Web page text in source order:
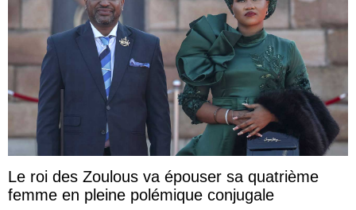
Le roi des Zoulous va épouser sa quatrième
femme en pleine polémique conjugale